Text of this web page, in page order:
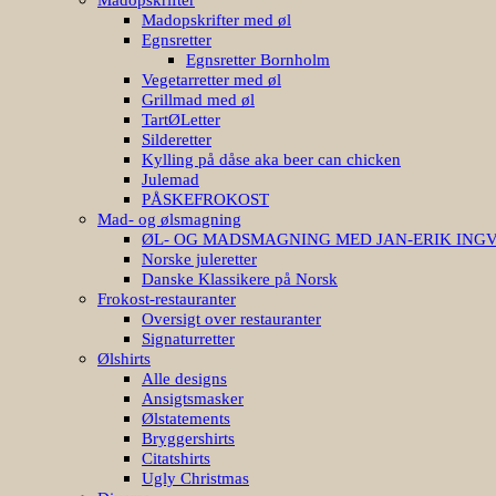
Madopskrifter med øl
Egnsretter
Egnsretter Bornholm
Vegetarretter med øl
Grillmad med øl
TartØLetter
Silderetter
Kylling på dåse aka beer can chicken
Julemad
PÅSKEFROKOST
Mad- og ølsmagning
ØL- OG MADSMAGNING MED JAN-ERIK
Norske juleretter
Danske Klassikere på Norsk
Frokost-restauranter
Oversigt over restauranter
Signaturretter
Ølshirts
Alle designs
Ansigtsmasker
Ølstatements
Bryggershirts
Citatshirts
Ugly Christmas